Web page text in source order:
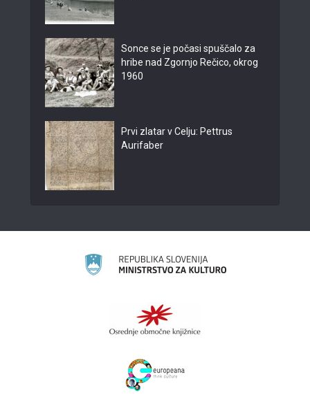
Sonce se je počasi spuščalo za
hribe nad Zgornjo Rečico, okrog
1960
Prvi zlatar v Celju: Pettrus
Aurifaber